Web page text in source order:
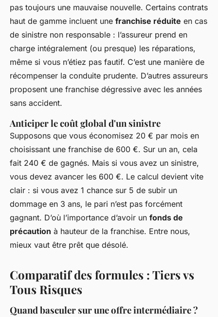
pas toujours une mauvaise nouvelle. Certains contrats
haut de gamme incluent une franchise réduite en cas
de sinistre non responsable : l’assureur prend en
charge intégralement (ou presque) les réparations,
même si vous n’étiez pas fautif. C’est une manière de
récompenser la conduite prudente. D’autres assureurs
proposent une franchise dégressive avec les années
sans accident.
Anticiper le coût global d'un sinistre
Supposons que vous économisez 20 € par mois en
choisissant une franchise de 600 €. Sur un an, cela
fait 240 € de gagnés. Mais si vous avez un sinistre,
vous devez avancer les 600 €. Le calcul devient vite
clair : si vous avez 1 chance sur 5 de subir un
dommage en 3 ans, le pari n’est pas forcément
gagnant. D’où l’importance d’avoir un fonds de
précaution à hauteur de la franchise. Entre nous,
mieux vaut être prêt que désolé.
Comparatif des formules : Tiers vs
Tous Risques
Quand basculer sur une offre intermédiaire ?